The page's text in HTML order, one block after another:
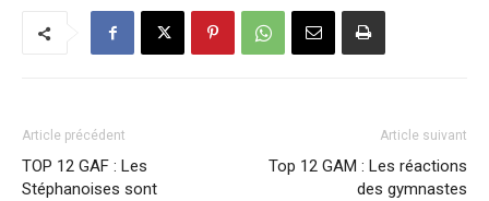
Article précédent
TOP 12 GAF : Les
Stéphanoises sont
Article suivant
Top 12 GAM : Les réactions
des gymnastes